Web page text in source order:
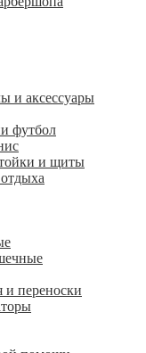
и аксессуары
футбол
и щиты
и переноски